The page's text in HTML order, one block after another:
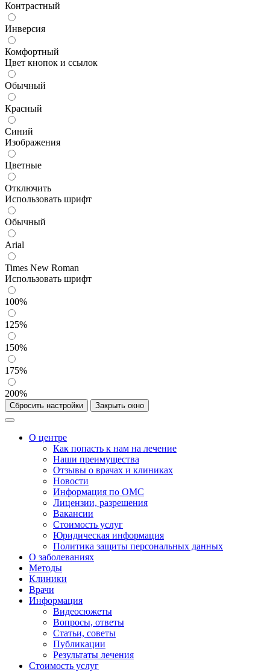
Контрастный
Инверсия
Комфортный
Цвет кнопок и ссылок
Обычный
Красный
Синий
Изображения
Цветные
Отключить
Использовать шрифт
Обычный
Arial
Times New Roman
Использовать шрифт
100%
125%
150%
175%
200%
Сбросить настройки Закрыть окно
О центре
Как попасть к нам на лечение
Наши преимущества
Отзывы о врачах и клиниках
Новости
Информация по ОМС
Лицензии, разрешения
Вакансии
Стоимость услуг
Юридическая информация
Политика защиты персональных данных
О заболеваниях
Методы
Клиники
Врачи
Информация
Видеосюжеты
Вопросы, ответы
Статьи, советы
Публикации
Результаты лечения
Стоимость услуг